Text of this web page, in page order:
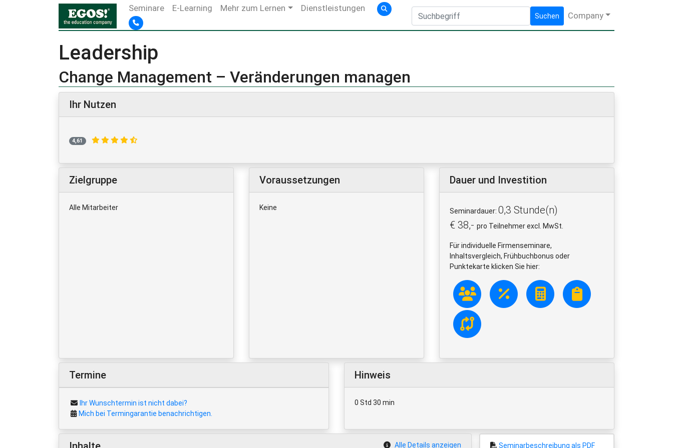
Seminare E-Learning Mehr zum Lernen Dienstleistungen
Suchen Company
Leadership
Change Management – Veränderungen managen
Ihr Nutzen
4,61
Zielgruppe
Alle Mitarbeiter
Voraussetzungen
Keine
Dauer und Investition
Seminardauer: 0,3 Stunde(n)
€ 38,- pro Teilnehmer excl. MwSt.
Für individuelle Firmenseminare,
Inhaltsvergleich, Frühbuchbonus oder
Punktekarte klicken Sie hier:
Termine
Ihr Wunschtermin ist nicht dabei?
Mich bei Termingarantie benachrichtigen.
Hinweis
0 Std 30 min
Alle Details anzeigen Seminarbeschreibung als PDF